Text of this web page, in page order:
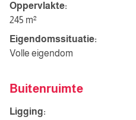
Oppervlakte:
245 m²
Eigendomssituatie:
Volle eigendom
Buitenruimte
Ligging: